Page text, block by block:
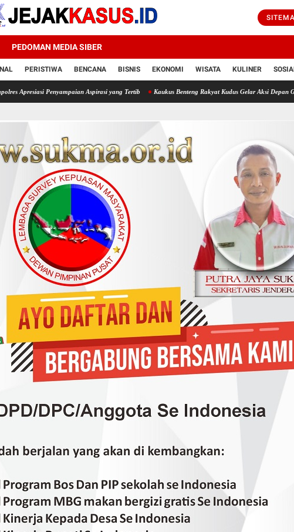
PEDOMAN MEDIA SIBER
PERISTIWA BENCANA BISNIS EKONOMI WISATA KULINER
Aspirasi yang Tertib Kaukus Benteng Rakyat Kudus Gelar Aksi Depan Gedung DPRD